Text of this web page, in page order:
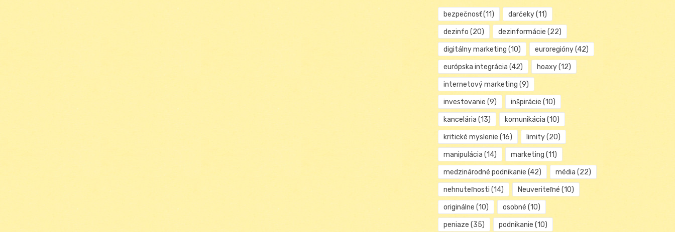
bezpečnosť(11) darčeky(11)
dezinfo (20) dezinformácie (22)
digitálny marketing (10) euroregióny(42)
európska integrácia (42) hoaxy(12)
internetový marketing (9)
investovanie (9) inšpirácie (10)
kancelária (13) komunikácia (10)
kritické myslenie (16) limity(20)
manipulácia (14) marketing (11)
medzinárodné podnikanie (42) média (22)
nehnuteľnosti (14) Neuveriteľné (10)
originálne (10) osobné (10)
peniaze (35) podnikanie (10)